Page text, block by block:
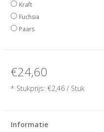
Kraft
Fuchsia
Paars
€24,60
* Stukprijs: €2,46 / Stuk
Informatie